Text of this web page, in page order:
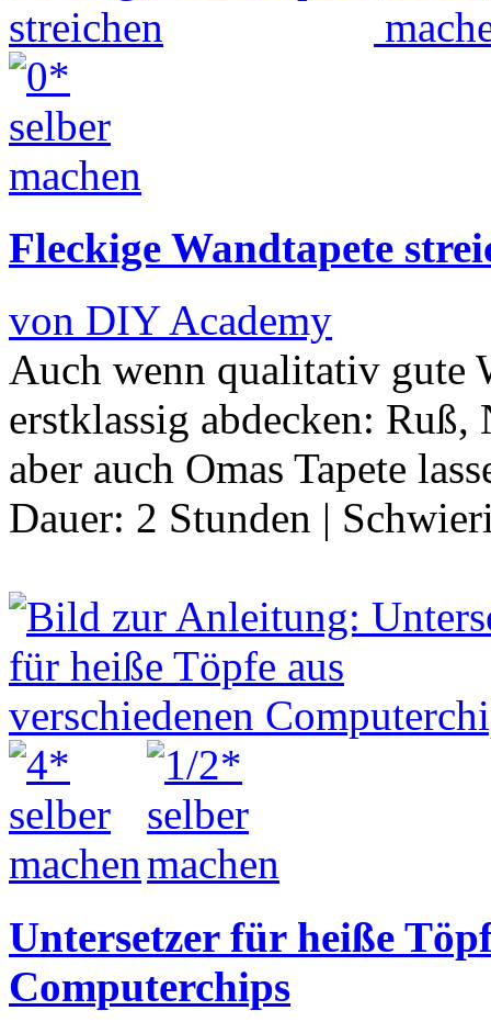
Fleckige Wandtapete
von DIY Academy
Auch wenn qualitativ gute
erstklassig abdecken:
aber auch Omas Tapete
Dauer: 2 Stunden |
Untersetzer für heiße
Computerchips